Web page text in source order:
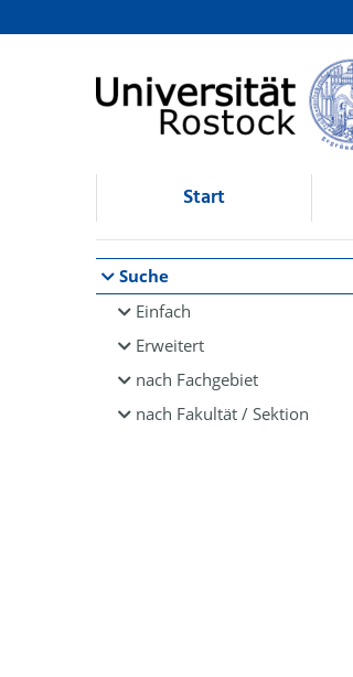
Browsen
direkt zum Inhalt
Start
Suche
Einfach
Erweitert
nach Fachgebiet
nach Fakultät / Sektion